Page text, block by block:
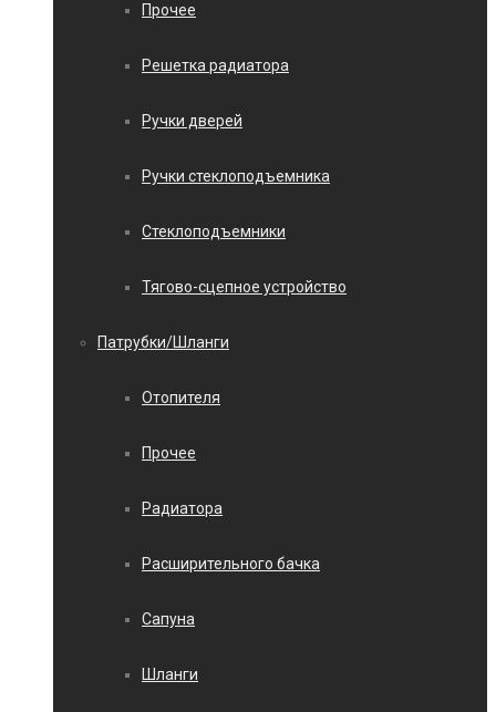
Прочее
Решетка радиатора
Ручки дверей
Ручки стеклоподъемника
Стеклоподъемники
Тягово-сцепное устройство
Патрубки/Шланги
Отопителя
Прочее
Радиатора
Расширительного бачка
Сапуна
Шланги